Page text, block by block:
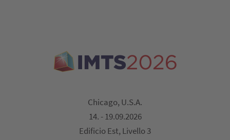
Chicago, U.S.A.
14. - 19.09.2026
Edificio Est, Livello 3